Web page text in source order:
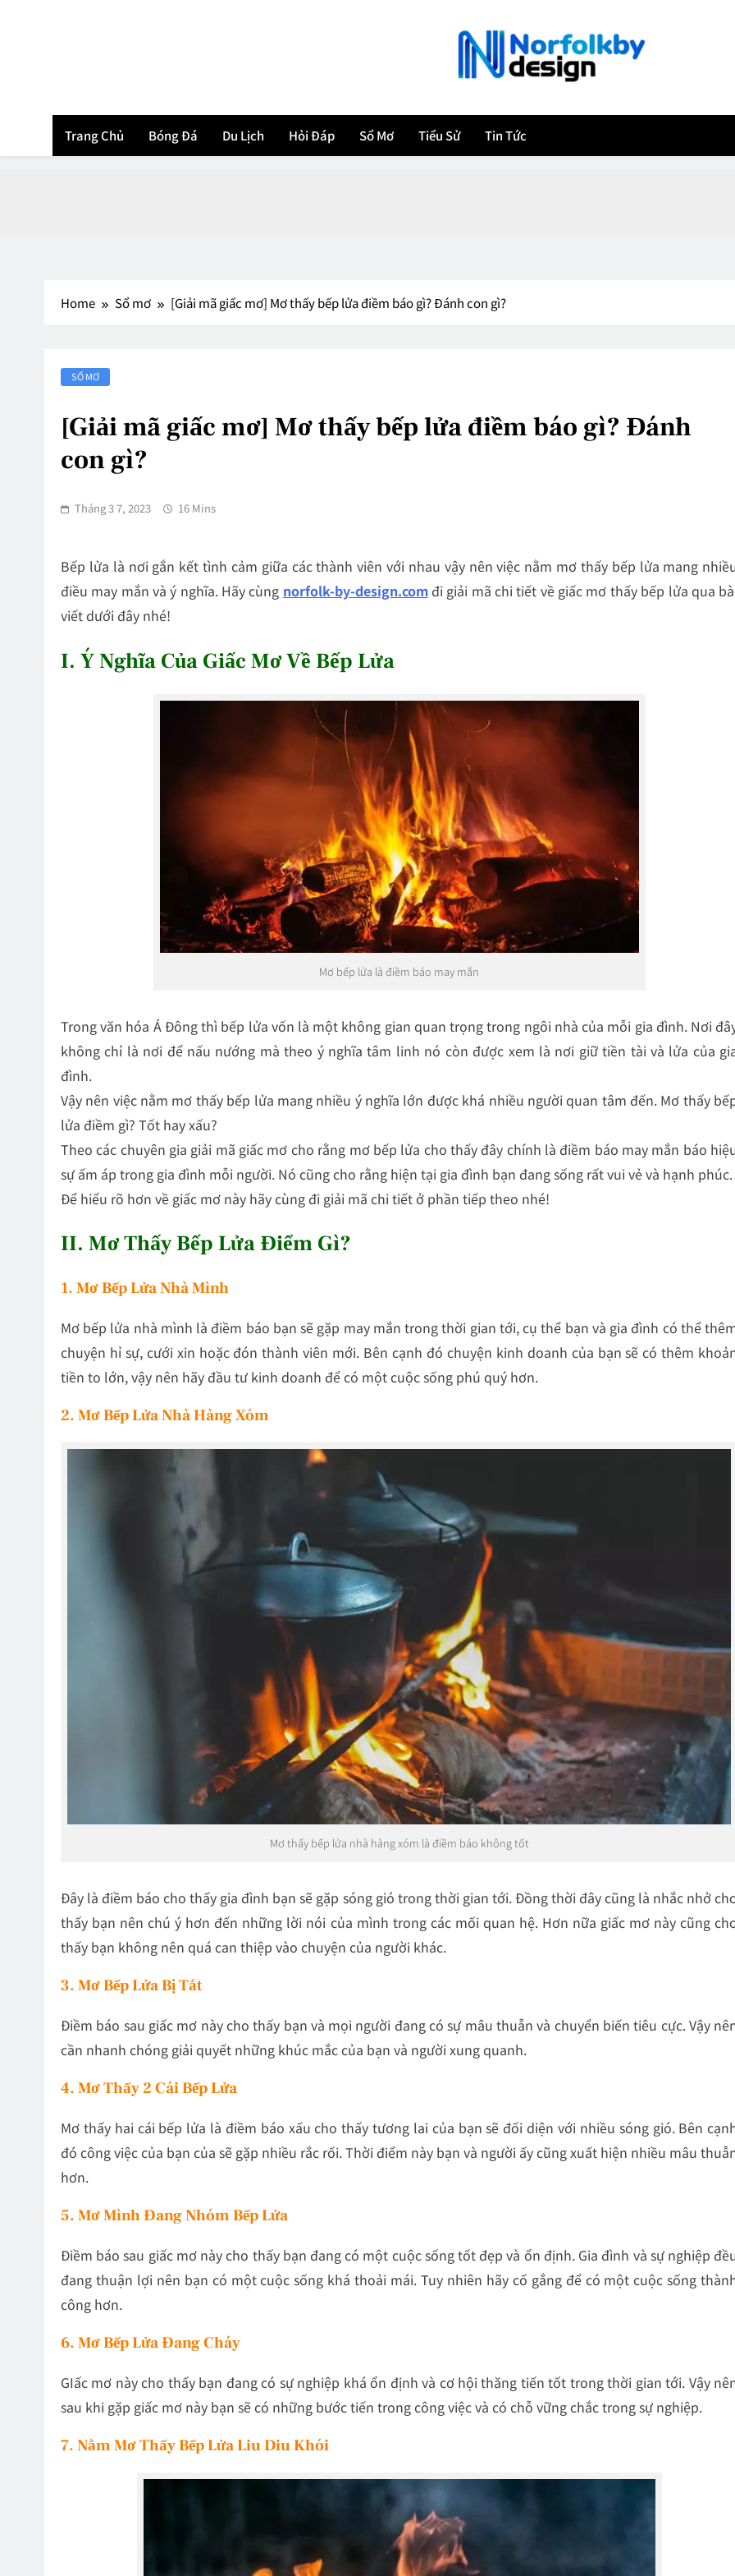
norfolk-by-
Trang Chủ Bóng Đá Du Lịch Hỏi Đáp Sổ Mơ Tiểu Sử Tin Tức
Home Sổ mơ [Giải mã giấc mơ] Mơ thấy bếp lửa điềm báo gì? Đánh con gì?
SỔ MƠ
[Giải mã giấc mơ] Mơ thấy bếp lửa điềm báo gì? Đánh
con gì?
Tháng 3 7, 2023 16 Mins
Bếp lửa là nơi gắn kết tình cảm giữa các thành viên với nhau vậy nên việc nằm mơ thấy bếp lửa mang
điều may mắn và ý nghĩa. Hãy cùng norfolk-by-design.comđi giải mã chi tiết về giấc mơ thấy bếp lửa qua
viết dưới đây nhé!
I. Ý Nghĩa Của Giấc Mơ Về Bếp Lửa
Mơ bếp lửa là điềm báo may mắn
Trong văn hóa Á Đông thì bếp lửa vốn là một không gian quan trọng trong ngôi nhà của mỗi gia đình. Nơi
không chỉ là nơi để nấu nướng mà theo ý nghĩa tâm linh nó còn được xem là nơi giữ tiền tài và lửa của
đình.
Vậy nên việc nằm mơ thấy bếp lửa mang nhiều ý nghĩa lớn được khá nhiều người quan tâm đến. Mơ thấy
lửa điềm gì? Tốt hay xấu?
Theo các chuyên gia giải mã giấc mơ cho rằng mơ bếp lửa cho thấy đây chính là điềm báo may mắn báo
sự ấm áp trong gia đình mỗi người. Nó cũng cho rằng hiện tại gia đình bạn đang sống rất vui vẻ và hạnh phúc.
Để hiểu rõ hơn về giấc mơ này hãy cùng đi giải mã chi tiết ở phần tiếp theo nhé!
II. Mơ Thấy Bếp Lửa Điểm Gì?
1. Mơ Bếp Lửa Nhà Mình
Mơ bếp lửa nhà mình là điềm báo bạn sẽ gặp may mắn trong thời gian tới, cụ thể bạn và gia đình có thể
chuyện hỉ sự, cưới xin hoặc đón thành viên mới. Bên cạnh đó chuyện kinh doanh của bạn sẽ có thêm
tiền to lớn, vậy nên hãy đầu tư kinh doanh để có một cuộc sống phú quý hơn.
2. Mơ Bếp Lửa Nhà Hàng Xóm
Mơ thấy bếp lửa nhà hàng xóm là điềm báo không tốt
Đây là điềm báo cho thấy gia đình bạn sẽ gặp sóng gió trong thời gian tới. Đồng thời đây cũng là nhắc nhở
thấy bạn nên chú ý hơn đến những lời nói của mình trong các mối quan hệ. Hơn nữa giấc mơ này cũng
thấy bạn không nên quá can thiệp vào chuyện của người khác.
3. Mơ Bếp Lửa Bị Tắt
Điềm báo sau giấc mơ này cho thấy bạn và mọi người đang có sự mâu thuẫn và chuyển biến tiêu cực. Vậy
cần nhanh chóng giải quyết những khúc mắc của bạn và người xung quanh.
4. Mơ Thấy 2 Cái Bếp Lửa
Mơ thấy hai cái bếp lửa là điềm báo xấu cho thấy tương lai của bạn sẽ đối diện với nhiều sóng gió. Bên
đó công việc của bạn của sẽ gặp nhiều rắc rối. Thời điểm này bạn và người ấy cũng xuất hiện nhiều mâu
hơn.
5. Mơ Mình Đang Nhóm Bếp Lửa
Điềm báo sau giấc mơ này cho thấy bạn đang có một cuộc sống tốt đẹp và ổn định. Gia đình và sự nghiệp
đang thuận lợi nên bạn có một cuộc sống khá thoải mái. Tuy nhiên hãy cố gắng để có một cuộc sống
công hơn.
6. Mơ Bếp Lửa Đang Cháy
GIấc mơ này cho thấy bạn đang có sự nghiệp khá ổn định và cơ hội thăng tiến tốt trong thời gian tới. Vậy
sau khi gặp giấc mơ này bạn sẽ có những bước tiến trong công việc và có chỗ vững chắc trong sự nghiệp.
7. Nằm Mơ Thấy Bếp Lửa Liu Diu Khói